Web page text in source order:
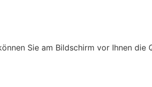
Sie am Bildschirm vor Ihnen die